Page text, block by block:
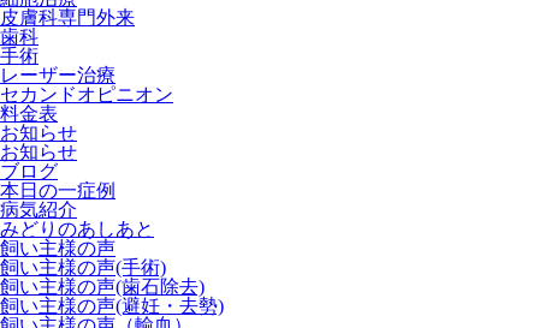
皮膚科専門外来
歯科
手術
レーザー治療
セカンドオピニオン
料金表
お知らせ
お知らせ
ブログ
本日の一症例
病気紹介
みどりのあしあと
飼い主様の声
飼い主様の声(手術)
飼い主様の声(歯石除去)
飼い主様の声(避妊・去勢)